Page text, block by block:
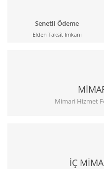
Senetli Ödeme
Elden Taksit İmkanı
Mimari Hizmet
İÇ